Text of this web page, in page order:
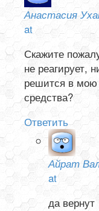
Анастасия
at
Скажите
не реагирует,
решится в мою
средства?
Ответить
Айрат
at
да вернут